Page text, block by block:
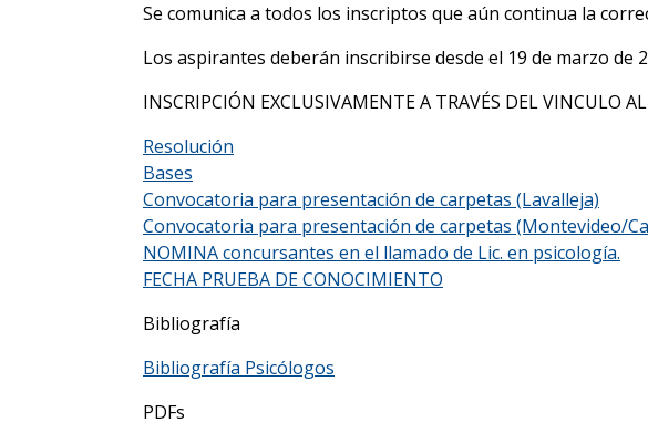
Se comunica a todos los inscriptos que aún continua la
Los aspirantes deberán inscribirse desde el 19 de marzo de
INSCRIPCIÓN EXCLUSIVAMENTE A TRAVÉS DEL VINCULO
Resolución
Bases
Convocatoria para presentación de carpetas (Lavalleja)
Convocatoria para presentación de carpetas (Montevideo/
NOMINA concursantes en el llamado de Lic. en psicología.
FECHA PRUEBA DE CONOCIMIENTO
Bibliografía
Bibliografía Psicólogos
PDFs